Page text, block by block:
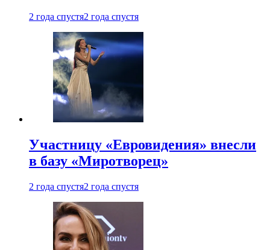
2 года спустя2 года спустя
Участницу «Евровидения» внесли
в базу «Миротворец»
2 года спустя2 года спустя